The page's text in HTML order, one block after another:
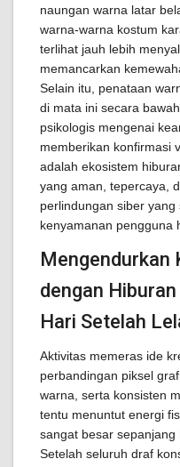
naungan warna latar
warna-warna kostum
terlihat jauh lebih
memancarkan
Selain itu, penataan
di mata ini secara
psikologis mengenai
memberikan konfirmasi
adalah ekosistem
yang aman, tepercaya,
perlindungan siber
kenyamanan pengguna
Mengendurkan
dengan
Hari Setelah
Aktivitas memeras ide
perbandingan piksel
warna, serta konsisten
tentu menuntut energi
sangat besar sepanjang
Setelah seluruh draf